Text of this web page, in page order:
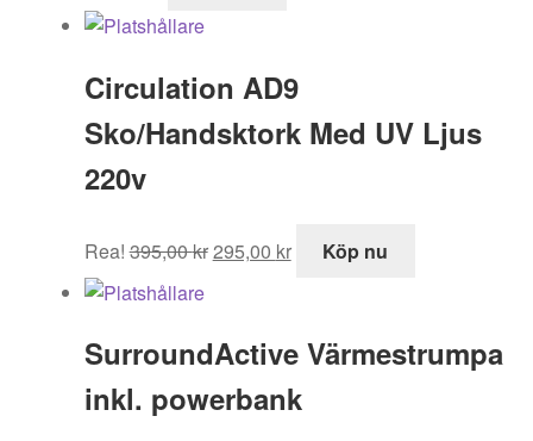
Circulation AD9
Sko/Handsktork Med UV Ljus
220v
Rea! 395,00kr
ursprungliga
395,00 kr.
295,00 kr
nuvarande
295,00 kr.
Köp nu
SurroundActive Värmestrumpa
inkl. powerbank